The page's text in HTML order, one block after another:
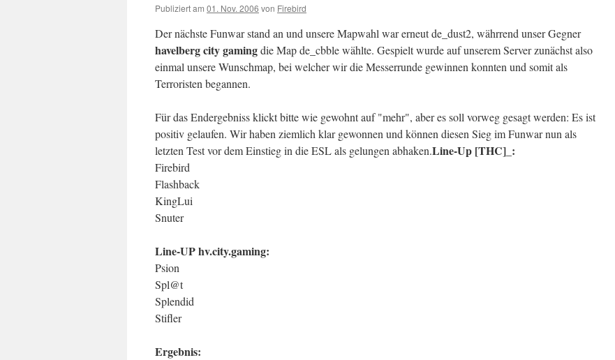
Publiziert am 01. Nov. 2006 von Firebird
Der nächste Funwar stand an und unsere Mapwahl war erneut de_dust2, währrend unser Gegner
havelberg city gamingdie Map de_cbble wählte. Gespielt wurde auf unserem Server zunächst also
einmal unsere Wunschmap, bei welcher wir die Messerrunde gewinnen konnten und somit als
Terroristen begannen.
Für das Endergebniss klickt bitte wie gewohnt auf "mehr", aber es soll vorweg gesagt werden: Es ist
positiv gelaufen. Wir haben ziemlich klar gewonnen und können diesen Sieg im Funwar nun als
letzten Test vor dem Einstieg in die ESL als gelungen abhaken.Line-Up [THC]_:
Firebird
Flashback
KingLui
Snuter
Line-UP hv.city.gaming:
Psion
Spl@t
Splendid
Stifler
Ergebnis: